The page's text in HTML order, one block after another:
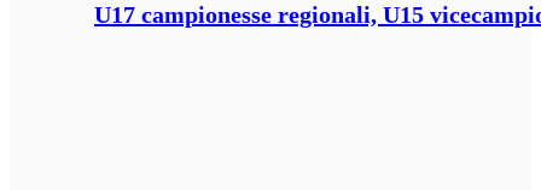
U17 campionesse regionali, U15